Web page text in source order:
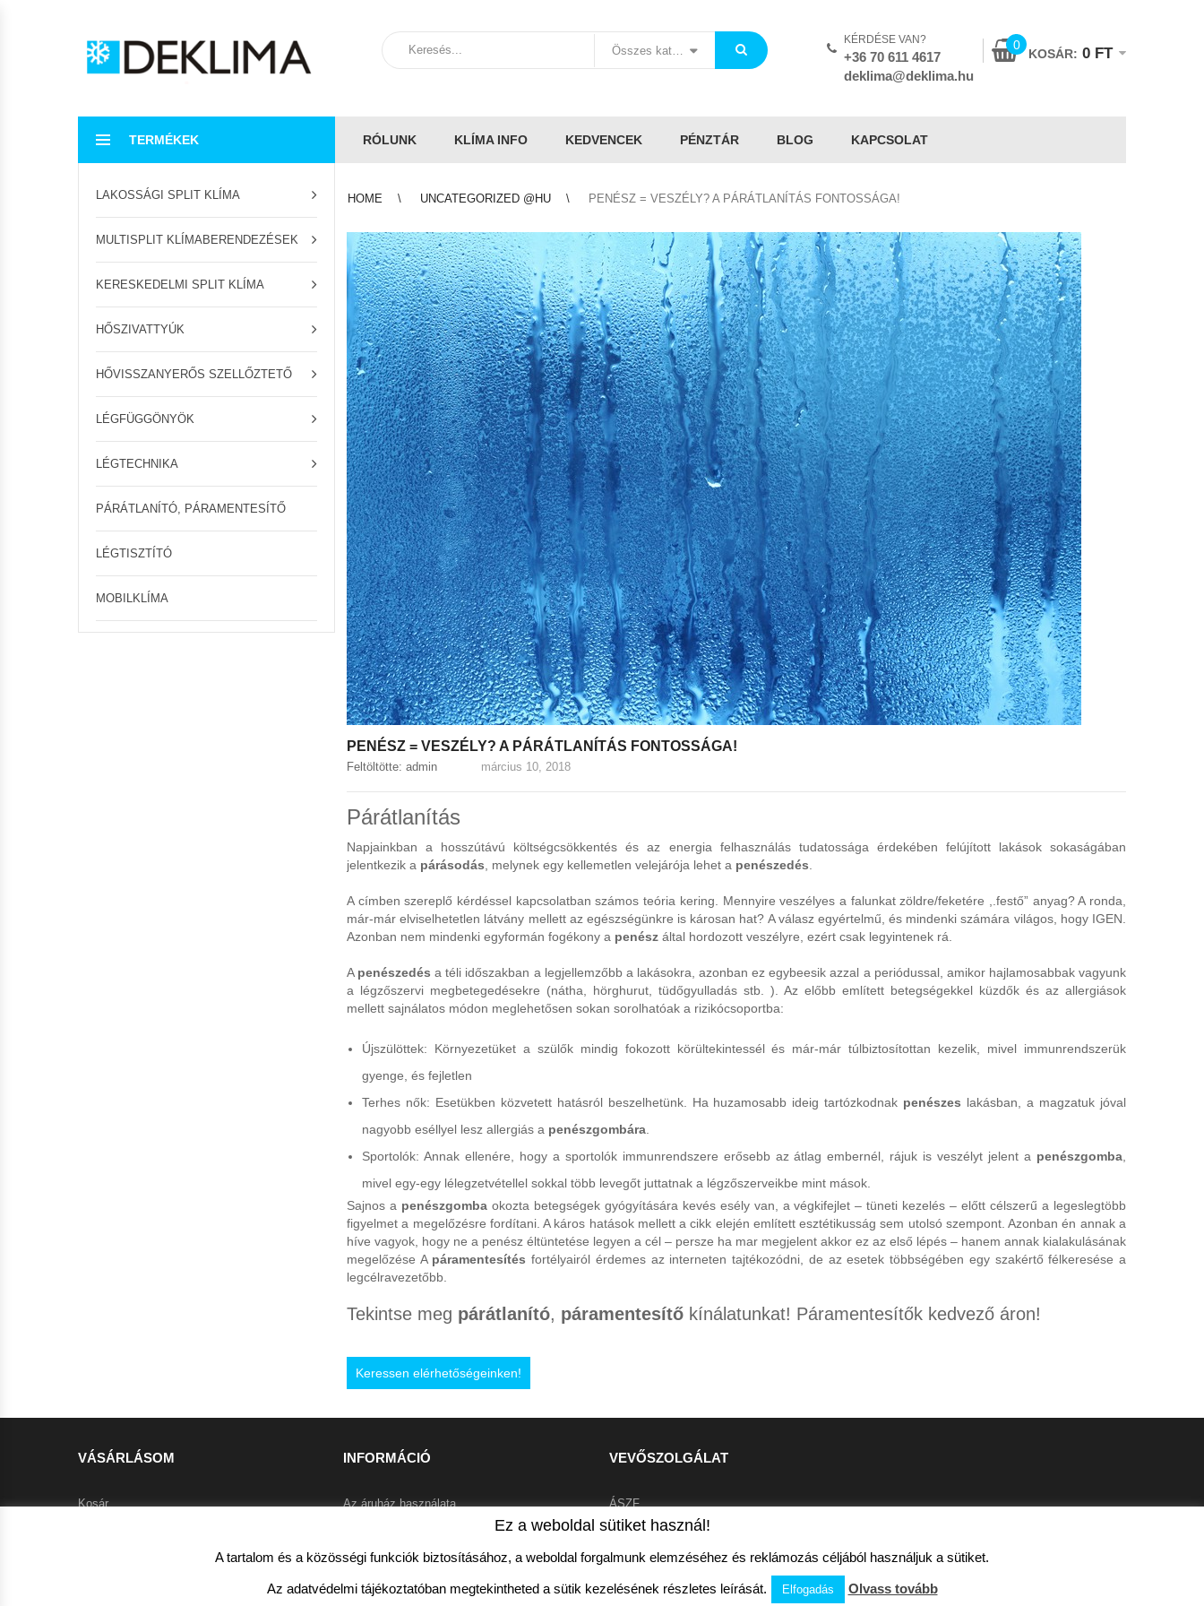
Összes kategória
KÉRDÉSE VAN?
+36 70 611 4617
deklima@deklima.hu
0
KOSÁR: 0 FT
TERMÉKEK
LAKOSSÁGI SPLIT KLÍMA
MULTISPLIT KLÍMABERENDEZÉSEK
KERESKEDELMI SPLIT KLÍMA
HŐSZIVATTYÚK
HŐVISSZANYERŐS SZELLŐZTETŐ
LÉGFÜGGÖNYÖK
LÉGTECHNIKA
PÁRÁTLANÍTÓ, PÁRAMENTESÍTŐ
LÉGTISZTÍTÓ
MOBILKLÍMA
RÓLUNK KLÍMA INFO KEDVENCEK PÉNZTÁR BLOG KAPCSOLAT
HOME UNCATEGORIZED @HU PENÉSZ = VESZÉLY? A PÁRÁTLANÍTÁS FONTOSSÁGA!
PENÉSZ = VESZÉLY? A PÁRÁTLANÍTÁS FONTOSSÁGA!
Feltöltötte: admin március 10, 2018
Párátlanítás
Napjainkban a hosszútávú költségcsökkentés és az energia felhasználás tudatossága érdekében felújított lakások sokaságában
jelentkezik a párásodás , melynek egy kellemetlen velejárója lehet a penészedés
A címben szereplő kérdéssel kapcsolatban számos teória kering. Mennyire veszélyes a falunkat zöldre/feketére ,.festő” anyag? A ronda,
már-már elviselhetetlen látvány mellett az egészségünkre is károsan hat? A válasz egyértelmű, és mindenki számára világos, hogy IGEN.
Azonban nem mindenki egyformán fogékony a penész által hordozott veszélyre, ezért csak legyintenek rá.
A penészedés a téli időszakban a legjellemzőbb a lakásokra, azonban ez egybeesik azzal a periódussal, amikor hajlamosabbak vagyunk
a légzőszervi megbetegedésekre (nátha, hörghurut, tüdőgyulladás stb. ). Az előbb említett betegségekkel küzdők és az allergiások
mellett sajnálatos módon meglehetősen sokan sorolhatóak a rizikócsoportba:
Újszülöttek: Környezetüket a szülők mindig fokozott körültekintessél és már-már túlbiztosítottan kezelik, mivel immunrendszerük
gyenge, és fejletlen
Terhes nők: Esetükben közvetett hatásról beszelhetünk. Ha huzamosabb ideig tartózkodnak penészes lakásban, a magzatuk jóval
nagyobb eséllyel lesz allergiás a penészgombára
Sportolók: Annak ellenére, hogy a sportolók immunrendszere erősebb az átlag embernél, rájuk is veszélyt jelent a penészgomba
mivel egy-egy lélegzetvétellel sokkal több levegőt juttatnak a légzőszerveikbe mint mások.
Sajnos a penészgombaokozta betegségek gyógyítására kevés esély van, a végkifejlet – tüneti kezelés – előtt célszerű a legeslegtöbb
figyelmet a megelőzésre fordítani. A káros hatások mellett a cikk elején említett esztétikusság sem utolsó szempont. Azonban én annak a
híve vagyok, hogy ne a penész éltüntetése legyen a cél – persze ha mar megjelent akkor ez az első lépés – hanem annak kialakulásának
megelőzése A páramentesítés fortélyairól érdemes az interneten tajtékozódni, de az esetek többségében egy szakértő félkeresése a
legcélravezetőbb.
Tekintse meg párátlanító, páramentesítő kínálatunkat! Páramentesítők kedvező áron!
Keressen elérhetőségeinken!
VÁSÁRLÁSOM
Kosár
INFORMÁCIÓ
Az áruház használata
Klíma info
Garanciális feltételek
VEVŐSZOLGÁLAT
ÁSZF
Adatvédelem
Kapcsolat
Ez a weboldal sütiket használ!
A tartalom és a közösségi funkciók biztosításához, a weboldal forgalmunk elemzéséhez és reklámozás céljából használjuk a sütiket.
Az adatvédelmi tájékoztatóban megtekintheted a sütik kezelésének részletes leírását. Elfogadás Olvass tovább